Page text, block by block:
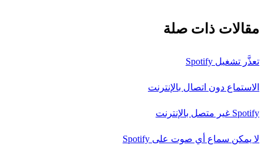
مقالات ذات صلة
تعذَّر تشغيل Spotify
الاستماع دون اتصال بالإنترنت
Spotify غير متصل بالإنترنت
لا يمكن سماع أي صوت على Spotify